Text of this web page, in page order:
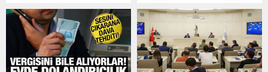
açıklamalarda bulundu.
Güldür Güldür Showa apar
topar veda etmesiyle
gündeme oturan Giray
Altınok, Dönmem çıkışıyla
rastlanmayan gelişme
yaşandı. Şevket Çoruh’un
hemen ardından Oya Akar
da Arka Sokaklar projesine
geri dönenler listesine adını